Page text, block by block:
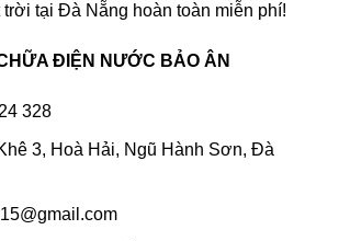
tại Đà Nẵng hoàn toàn miễn phí!
ĐIỆN NƯỚC BẢO ÂN
328
3, Hoà Hải, Ngũ Hành Sơn, Đà